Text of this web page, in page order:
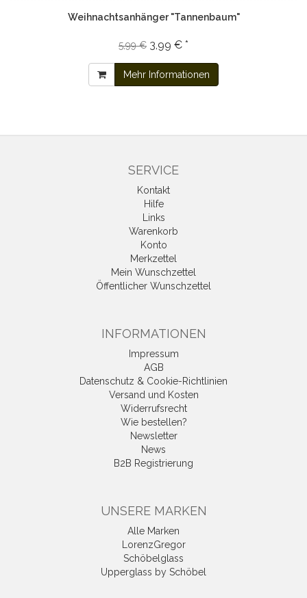
Weihnachtsanhänger "Tannenbaum"
5,99 € 3,99 € *
Mehr Informationen
SERVICE
Kontakt
Hilfe
Links
Warenkorb
Konto
Merkzettel
Mein Wunschzettel
Öffentlicher Wunschzettel
INFORMATIONEN
Impressum
AGB
Datenschutz & Cookie-Richtlinien
Versand und Kosten
Widerrufsrecht
Wie bestellen?
Newsletter
News
B2B Registrierung
UNSERE MARKEN
Alle Marken
LorenzGregor
Schöbelglass
Upperglass by Schöbel